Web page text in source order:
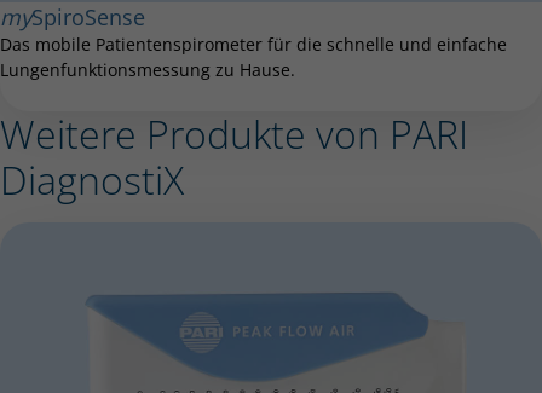
mySpiroSense
Das mobile Patientenspirometer für die schnelle und einfache
Lungenfunktionsmessung zu Hause.
Weitere Produkte von PARI
DiagnostiX